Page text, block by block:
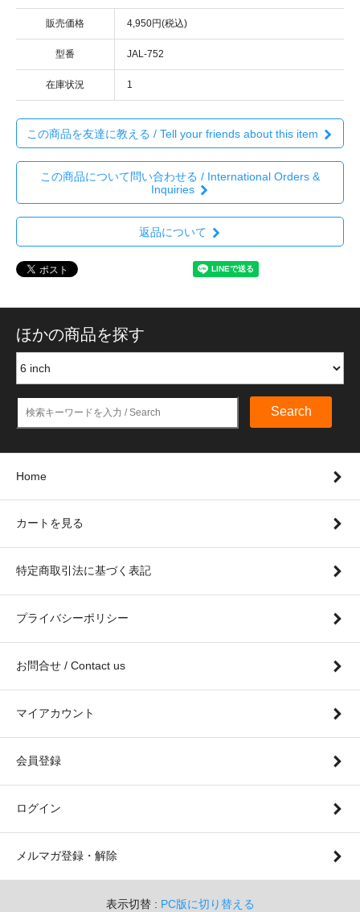
販売価格 4,950円(税込)
型番 JAL-752
在庫状況 1
この商品を友達に教える / Tell your friends about this item
この商品について問い合わせる / International Orders &
Inquiries
返品について
ほかの商品を探す
Search
Home
カートを見る
特定商取引法に基づく表記
プライバシーポリシー
お問合せ / Contact us
マイアカウント
会員登録
ログイン
メルマガ登録・解除
表示切替 : PC版に切り替える